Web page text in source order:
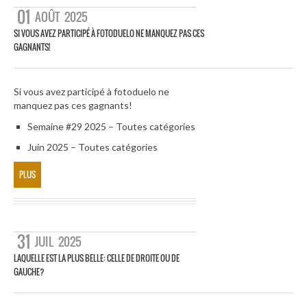
01 AOÛT 2025
SI VOUS AVEZ PARTICIPÉ À FOTODUELO NE MANQUEZ PAS CES
GAGNANTS!
Si vous avez participé à fotoduelo ne
manquez pas ces gagnants!
Semaine #29 2025 – Toutes catégories
Juin 2025 – Toutes catégories
PLUS
31 JUIL 2025
LAQUELLE EST LA PLUS BELLE: CELLE DE DROITE OU DE
GAUCHE?